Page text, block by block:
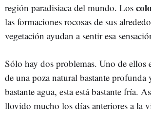
región paradisiaca del mundo. Los
las formaciones rocosas de sus
vegetación ayudan a sentir esa
Sólo hay dos problemas. Uno de ellos
de una poza natural bastante
bastante agua, esta está bastante fría.
llovido mucho los días anteriores a la